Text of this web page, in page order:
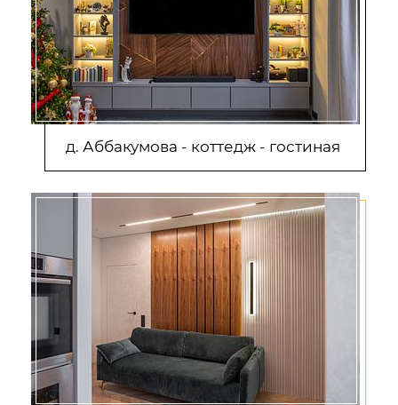
д. Аббакумова - коттедж - гостиная